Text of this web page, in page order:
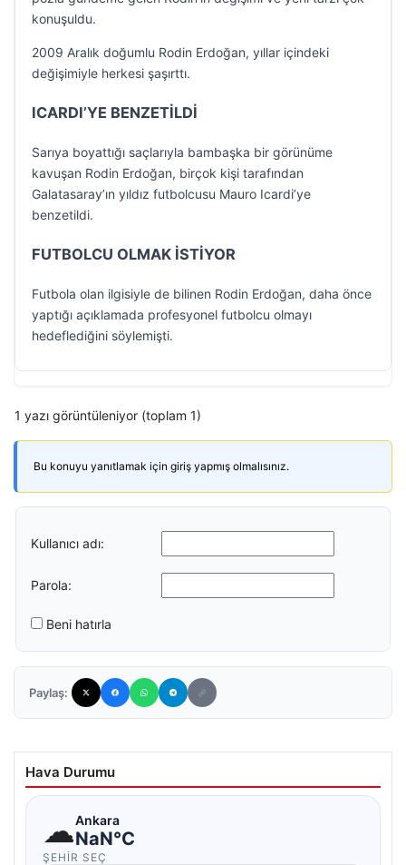
konuşuldu.
2009 Aralık doğumlu Rodin Erdoğan, yıllar içindeki
değişimiyle herkesi şaşırttı.
ICARDI’YE BENZETİLDİ
Sarıya boyattığı saçlarıyla bambaşka bir görünüme
kavuşan Rodin Erdoğan, birçok kişi tarafından
Galatasaray’ın yıldız futbolcusu Mauro Icardi’ye
benzetildi.
FUTBOLCU OLMAK İSTİYOR
Futbola olan ilgisiyle de bilinen Rodin Erdoğan, daha önce
yaptığı açıklamada profesyonel futbolcu olmayı
hedeflediğini söylemişti.
1 yazı görüntüleniyor (toplam 1)
Bu konuyu yanıtlamak için giriş yapmış olmalısınız.
Kullanıcı adı:
Parola:
Beni hatırla
Paylaş:
Hava Durumu
☁Ankara
NaN°C
ŞEHIR SEÇ